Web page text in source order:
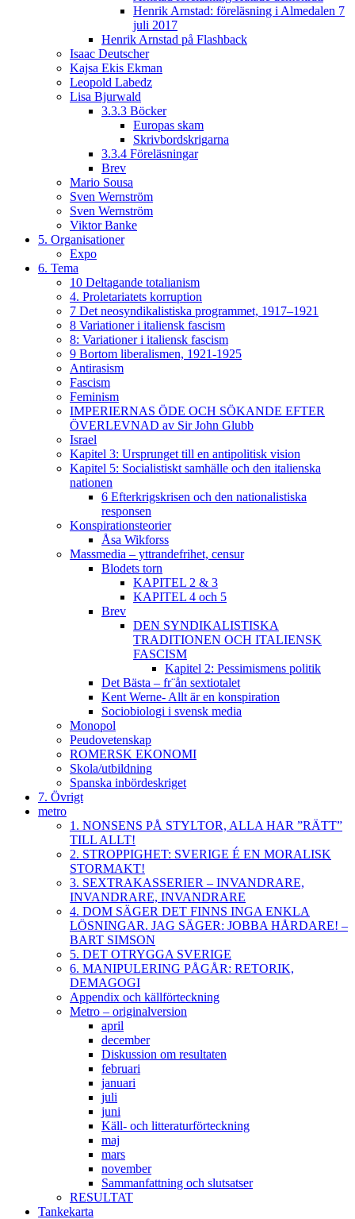
Henrik Arnstad: föreläsning i Almedalen 7
juli 2017
Henrik Arnstad på Flashback
Isaac Deutscher
Kajsa Ekis Ekman
Leopold Labedz
Lisa Bjurwald
3.3.3 Böcker
Europas skam
Skrivbordskrigarna
3.3.4 Föreläsningar
Brev
Mario Sousa
Sven Wernström
Sven Wernström
Viktor Banke
5. Organisationer
Expo
6. Tema
10 Deltagande totalianism
4. Proletariatets korruption
7 Det neosyndikalistiska programmet, 1917–1921
8 Variationer i italiensk fascism
8: Variationer i italiensk fascism
9 Bortom liberalismen, 1921-1925
Antirasism
Fascism
Feminism
IMPERIERNAS ÖDE OCH SÖKANDE EFTER
ÖVERLEVNAD av Sir John Glubb
Israel
Kapitel 3: Ursprunget till en antipolitisk vision
Kapitel 5: Socialistiskt samhälle och den italienska
nationen
6 Efterkrigskrisen och den nationalistiska
responsen
Konspirationsteorier
Åsa Wikforss
Massmedia – yttrandefrihet, censur
Blodets torn
KAPITEL 2 & 3
KAPITEL 4 och 5
Brev
DEN SYNDIKALISTISKA
TRADITIONEN OCH ITALIENSK
FASCISM
Kapitel 2: Pessimismens politik
Det Bästa – fr¨ån sextiotalet
Kent Werne- Allt är en konspiration
Sociobiologi i svensk media
Monopol
Peudovetenskap
ROMERSK EKONOMI
Skola/utbildning
Spanska inbördeskriget
7. Övrigt
metro
1. NONSENS PÅ STYLTOR, ALLA HAR ”RÄTT”
TILL ALLT!
2. STROPPIGHET: SVERIGE É EN MORALISK
STORMAKT!
3. SEXTRAKASSERIER – INVANDRARE,
INVANDRARE, INVANDRARE
4. DOM SÄGER DET FINNS INGA ENKLA
LÖSNINGAR. JAG SÄGER: JOBBA HÅRDARE! –
BART SIMSON
5. DET OTRYGGA SVERIGE
6. MANIPULERING PÅGÅR: RETORIK,
DEMAGOGI
Appendix och källförteckning
Metro – originalversion
april
december
Diskussion om resultaten
februari
januari
juli
juni
Käll- och litteraturförteckning
maj
mars
november
Sammanfattning och slutsatser
RESULTAT
Tankekarta